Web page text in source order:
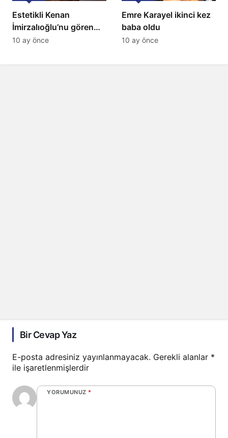
Estetikli Kenan
İmirzalıoğlu’nu gören
tanıyamıyor: Son hali
10 ay önce
Emre Karayel ikinci kez
baba oldu
10 ay önce
Bir Cevap Yaz
E-posta adresiniz yayınlanmayacak. Gerekli alanlar *
ile işaretlenmişlerdir
YORUMUNUZ *